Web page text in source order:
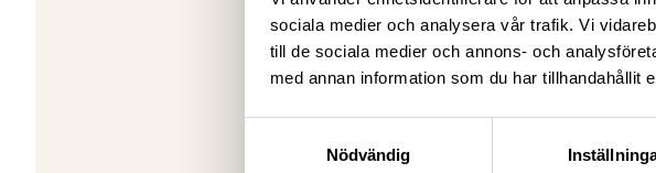
sociala medier och analysera vår trafik. Vi
till de sociala medier och annons- och
med annan information som du har tillhandahållit
Nödvändig
Under tio års tid hade
och lövsprickning. Nu